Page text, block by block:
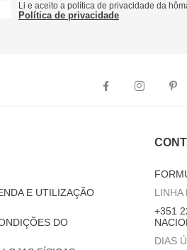
Li e aceito a política de privacidade da
Política de privacidade
E UTILIZAÇÃO
DO
LINHA
+351
DIAS